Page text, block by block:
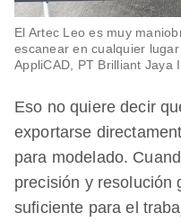
El Artec Leo es muy
escanear en cualquier
AppliCAD, PT Brilliant Jaya
Eso no quiere decir
exportarse
para modelado.
precisión y resolución
suficiente para el